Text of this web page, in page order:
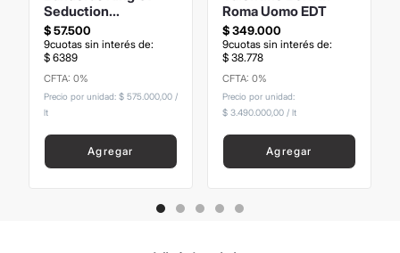
Banderas King Of
Seduction
Summerland EDT
100ml
$57.500
9 cuotas sin interés de:
$ 6389
CFTA: 0%
Precio sin Impuestos
Nacionales
Precio por unidad:$ 575.000,00/
Valentino Born in
Roma Uomo EDT
$349.000
9 cuotas sin interés de:
$ 38. 778
CFTA: 0%
Precio sin Impuestos
Nacionales:$ 288.429
Precio por unidad:
$ 3.490.000,00/lt